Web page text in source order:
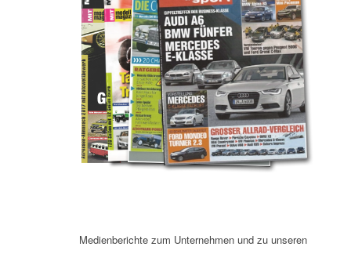
Medienberichte zum Unternehmen und zu unseren